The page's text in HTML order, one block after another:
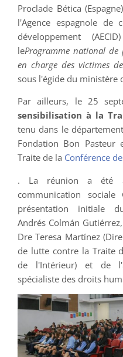
Proclade Bética
l'Agence espagnole de
développement
leProgramme national
en charge des victimes
sous l'égide du ministère
Par ailleurs, le 25
sensibilisation à la
tenu dans le
Fondation Bon
Traite de la Conférence
. La réunion a été
communication sociale
présentation initiale
Andrés Colmán
Dre Teresa Martínez
de lutte contre la Traite
de l'Intérieur) et de
spécialiste des droits